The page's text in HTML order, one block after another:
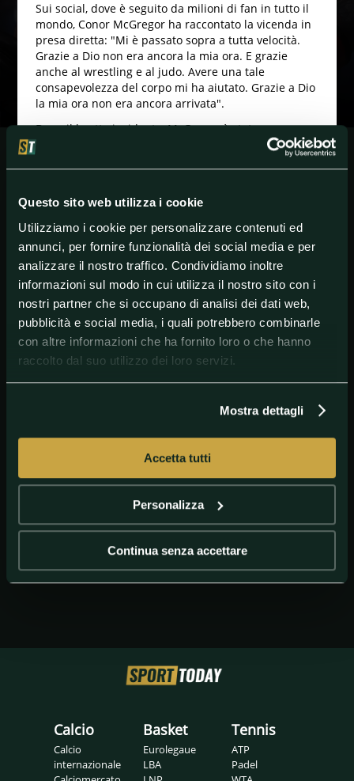
Questo sito web utilizza i cookie
Utilizziamo i cookie per personalizzare contenuti ed
annunci, per fornire funzionalità dei social media e per
analizzare il nostro traffico. Condividiamo inoltre
informazioni sul modo in cui utilizza il nostro sito con i
nostri partner che si occupano di analisi dei dati web,
pubblicità e social media, i quali potrebbero combinarle
con altre informazioni che ha fornito loro o che hanno
raccolto dal suo utilizzo dei loro servizi.
Mostra dettagli
Accetta tutti
Personalizza
Continua senza accettare
Sui social, dove è seguito da milioni di fan in tutto il
mondo, Conor McGregor ha raccontato la vicenda in
presa diretta: "Mi è passato sopra a tutta velocità.
Grazie a Dio non era ancora la mia ora. E grazie
anche al wrestling e al judo. Avere una tale
consapevolezza del corpo mi ha aiutato. Grazie a Dio
la mia ora non era ancora arrivata".
Dopo il brutto incidente, McGregor è stato
trasportato in ospedale proprio dall'uomo che l'ha
investito: "Stai tranquillo amico, sarei potuto morire
illeso dall'incidente, riportando solo qualche graffio.
#ConorMcGregor #MixedMartialArts #UFC
Calcio
Calcio
internazionale
Basket
Eurolegaue
LBA
Tennis
ATP
Padel